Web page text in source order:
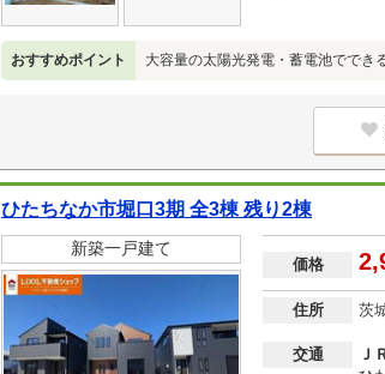
おすすめポイント 大容量の太陽光発電・蓄電池ででき
ひたちなか市堀口3期 全3棟 残り2棟
新築一戸建て
価格
住所 茨
交通
Ｊ